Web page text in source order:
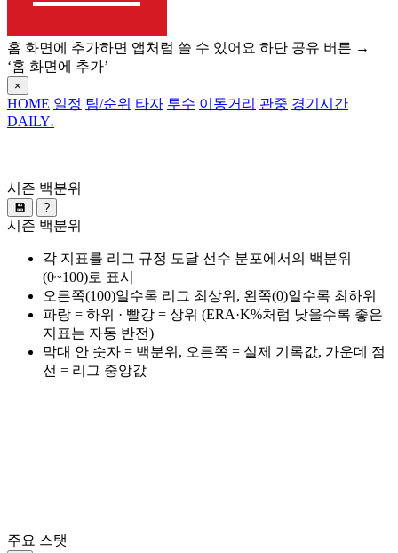
홈 화면에 추가하면 앱처럼 쓸 수 있어요 하단 공유 버튼 →
‘홈 화면에 추가’
×
HOME 일정 팀/순위 타자 투수 이동거리 관중 경기시간
DAILY.
시즌 백분위
💾 ?
시즌 백분위
각 지표를 리그 규정 도달 선수 분포에서의 백분위
(0~100)로 표시
오른쪽(100)일수록 리그 최상위, 왼쪽(0)일수록 최하위
파랑 = 하위 · 빨강 = 상위 (ERA·K%처럼 낮을수록 좋은
지표는 자동 반전)
막대 안 숫자 = 백분위, 오른쪽 = 실제 기록값, 가운데 점
선 = 리그 중앙값
주요 스탯